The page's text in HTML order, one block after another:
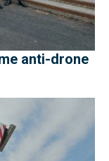
anti-drone